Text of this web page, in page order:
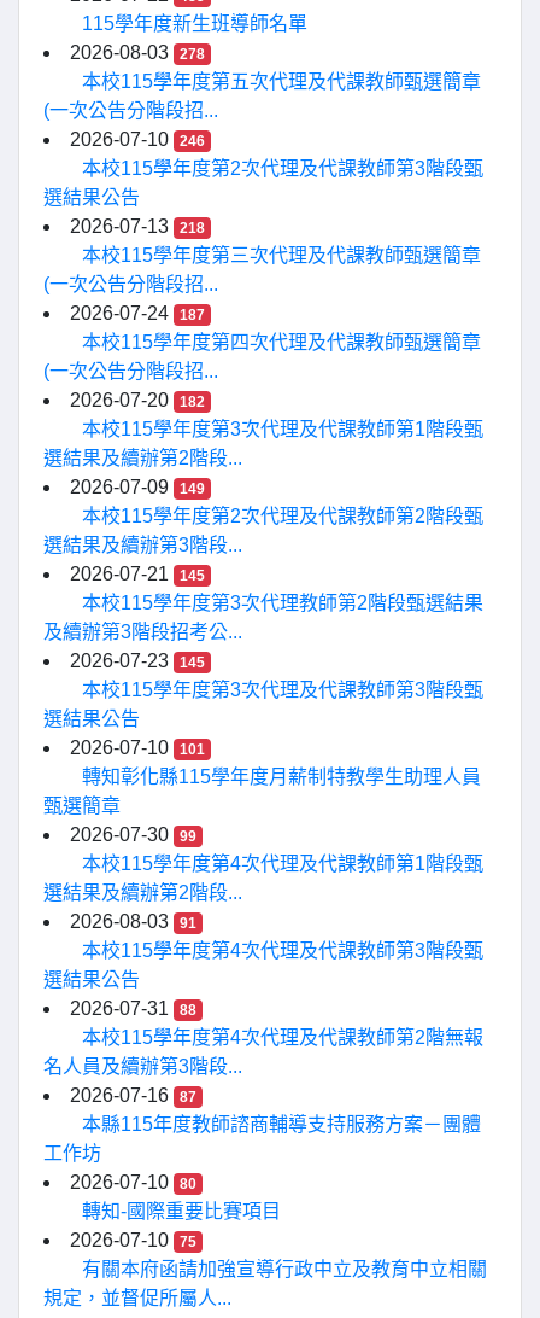
115學年度新生班導師名單
2026-08-03
278
本校115學年度第五次代理及代課教師甄選簡章
(一次公告分階段招...
2026-07-10
246
本校115學年度第2次代理及代課教師第3階段甄
選結果公告
2026-07-13
218
本校115學年度第三次代理及代課教師甄選簡章
(一次公告分階段招...
2026-07-24
187
本校115學年度第四次代理及代課教師甄選簡章
(一次公告分階段招...
2026-07-20
182
本校115學年度第3次代理及代課教師第1階段甄
選結果及續辦第2階段...
2026-07-09
149
本校115學年度第2次代理及代課教師第2階段甄
選結果及續辦第3階段...
2026-07-21
145
本校115學年度第3次代理教師第2階段甄選結果
及續辦第3階段招考公...
2026-07-23
145
本校115學年度第3次代理及代課教師第3階段甄
選結果公告
2026-07-10
101
轉知彰化縣115學年度月薪制特教學生助理人員
甄選簡章
2026-07-30
99
本校115學年度第4次代理及代課教師第1階段甄
選結果及續辦第2階段...
2026-08-03
91
本校115學年度第4次代理及代課教師第3階段甄
選結果公告
2026-07-31
88
本校115學年度第4次代理及代課教師第2階無報
名人員及續辦第3階段...
2026-07-16
87
本縣115年度教師諮商輔導支持服務方案－團體
工作坊
2026-07-10
80
轉知-國際重要比賽項目
2026-07-10
75
有關本府函請加強宣導行政中立及教育中立相關
規定，並督促所屬人...